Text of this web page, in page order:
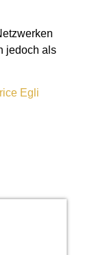
jedoch als
Egli